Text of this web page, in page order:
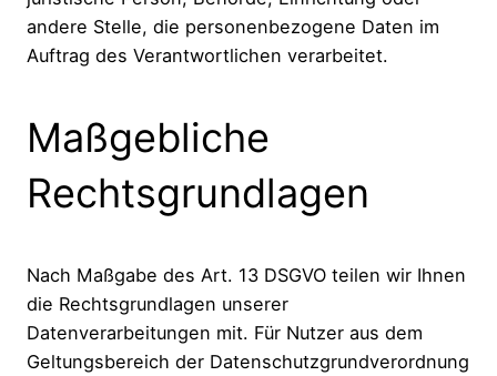
andere Stelle, die personenbezogene Daten im
Auftrag des Verantwortlichen verarbeitet.
Maßgebliche
Rechtsgrundlagen
Nach Maßgabe des Art. 13 DSGVO teilen wir Ihnen
die Rechtsgrundlagen unserer
Datenverarbeitungen mit. Für Nutzer aus dem
Geltungsbereich der Datenschutzgrundverordnung